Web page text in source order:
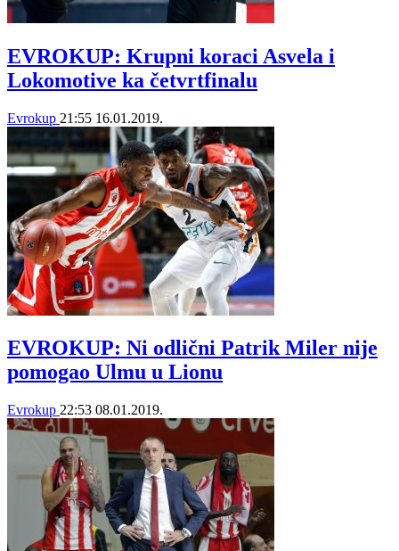
EVROKUP: Krupni koraci Asvela i
Lokomotive ka četvrtfinalu
Evrokup 21:55 16.01.2019.
EVROKUP: Ni odlični Patrik Miler nije
pomogao Ulmu u Lionu
Evrokup 22:53 08.01.2019.